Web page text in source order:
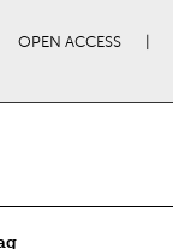
OPEN ACCESS